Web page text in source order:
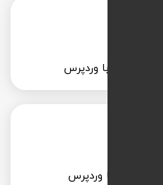
داخلی با وردپرس
رستوران با وردپرس